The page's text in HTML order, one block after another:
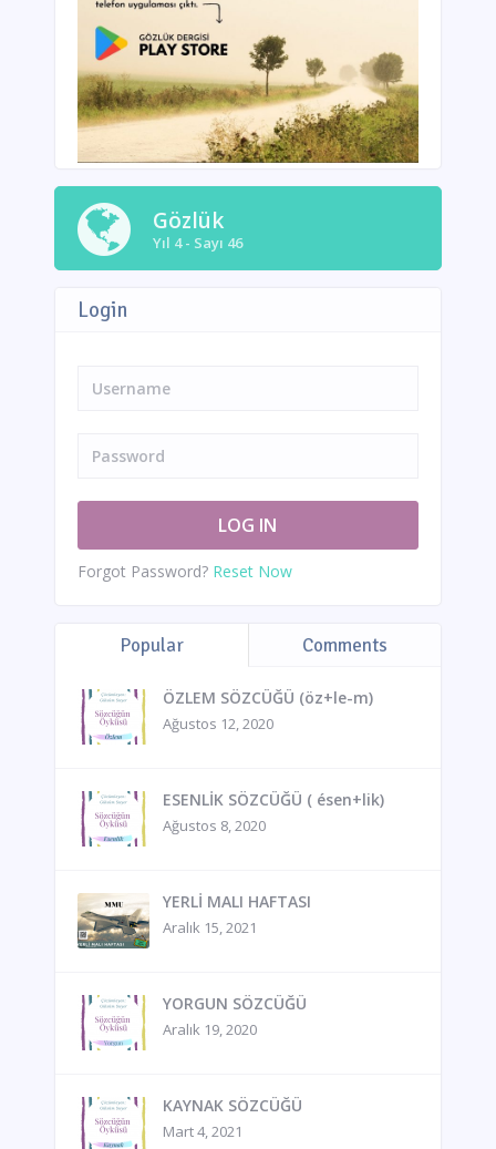
Gözlük
Yıl 4 - Sayı 46
Login
Forgot Password? Reset Now
Popular Comments
ÖZLEM SÖZCÜĞÜ (öz+le-m)
Ağustos 12, 2020
ESENLİK SÖZCÜĞÜ ( ésen+lik)
Ağustos 8, 2020
YERLİ MALI HAFTASI
Aralık 15, 2021
YORGUN SÖZCÜĞÜ
Aralık 19, 2020
KAYNAK SÖZCÜĞÜ
Mart 4, 2021